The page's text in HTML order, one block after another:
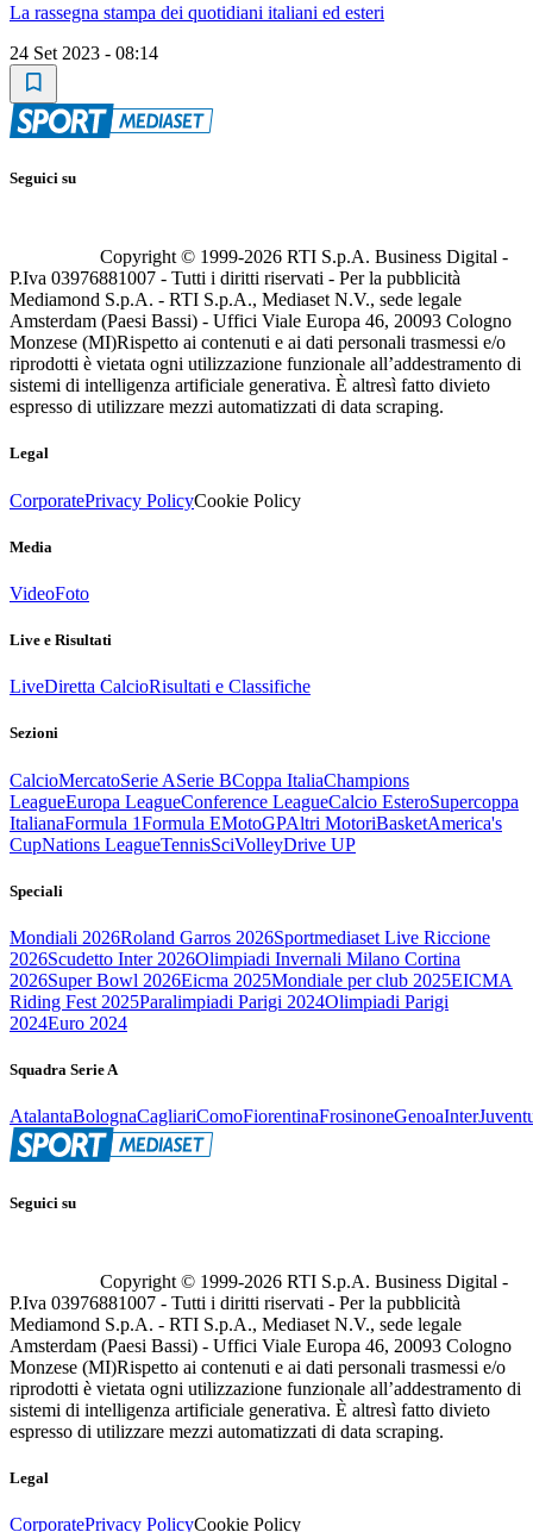
La rassegna stampa dei quotidiani italiani ed esteri
24 Set 2023 - 08:14
Seguici su
Copyright © 1999-2026 RTI S.p.A. Business Digital -
P.Iva 03976881007 - Tutti i diritti riservati - Per la pubblicità
Mediamond S.p.A. - RTI S.p.A., Mediaset N.V., sede legale
Amsterdam (Paesi Bassi) - Uffici Viale Europa 46, 20093 Cologno
Monzese (MI)Rispetto ai contenuti e ai dati personali trasmessi e/o
riprodotti è vietata ogni utilizzazione funzionale all’addestramento di
sistemi di intelligenza artificiale generativa. È altresì fatto divieto
espresso di utilizzare mezzi automatizzati di data scraping.
Legal
CorporatePrivacy PolicyCookie Policy
Media
VideoFoto
Live e Risultati
LiveDiretta CalcioRisultati e Classifiche
Sezioni
CalcioMercatoSerie ASerie BCoppa ItaliaChampions
LeagueEuropa LeagueConference LeagueCalcio EsteroSupercoppa
ItalianaFormula 1Formula EMotoGPAltri MotoriBasketAmerica's
CupNations LeagueTennisSciVolleyDrive UP
Speciali
Mondiali 2026Roland Garros 2026Sportmediaset Live Riccione
2026Scudetto Inter 2026Olimpiadi Invernali Milano Cortina
2026Super Bowl 2026Eicma 2025Mondiale per club 2025EICMA
Riding Fest 2025Paralimpiadi Parigi 2024Olimpiadi Parigi
2024Euro 2024
Squadra Serie A
AtalantaBolognaCagliariComoFiorentinaFrosinoneGenoaInter
Seguici su
Copyright © 1999-2026 RTI S.p.A. Business Digital -
P.Iva 03976881007 - Tutti i diritti riservati - Per la pubblicità
Mediamond S.p.A. - RTI S.p.A., Mediaset N.V., sede legale
Amsterdam (Paesi Bassi) - Uffici Viale Europa 46, 20093 Cologno
Monzese (MI)Rispetto ai contenuti e ai dati personali trasmessi e/o
riprodotti è vietata ogni utilizzazione funzionale all’addestramento di
sistemi di intelligenza artificiale generativa. È altresì fatto divieto
espresso di utilizzare mezzi automatizzati di data scraping.
Legal
CorporatePrivacy PolicyCookie Policy